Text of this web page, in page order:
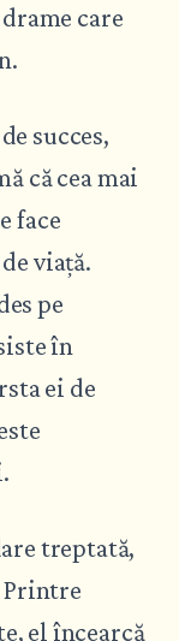
care
succes,
că cea mai
face
viață.
pe
în
ei de
treptată,
el încearcă